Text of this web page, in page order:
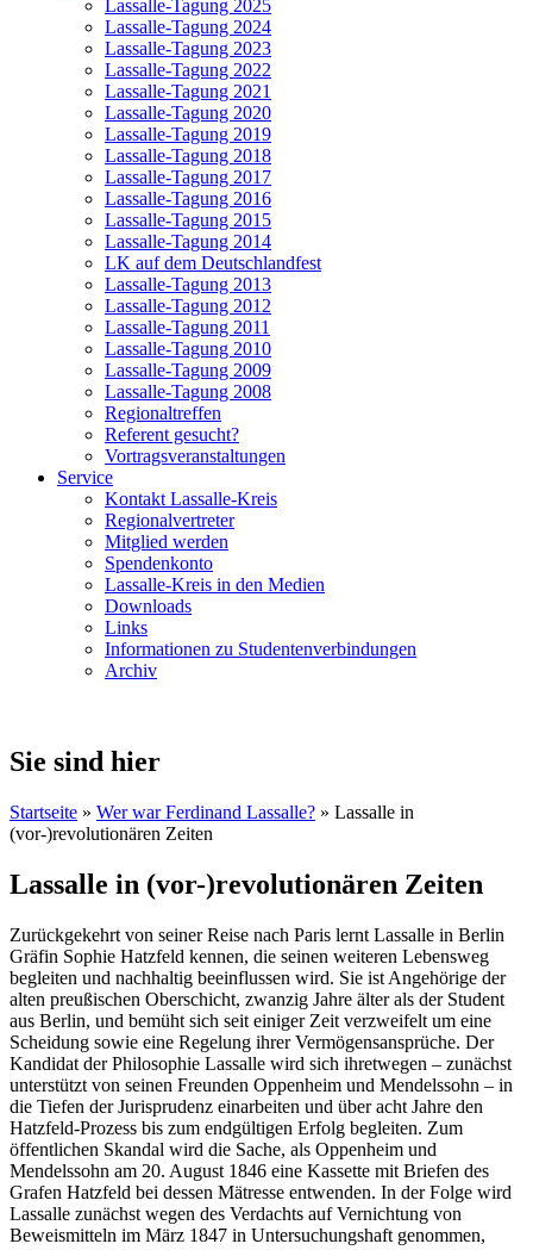
Lassalle-Tagung 2025
Lassalle-Tagung 2024
Lassalle-Tagung 2023
Lassalle-Tagung 2022
Lassalle-Tagung 2021
Lassalle-Tagung 2020
Lassalle-Tagung 2019
Lassalle-Tagung 2018
Lassalle-Tagung 2017
Lassalle-Tagung 2016
Lassalle-Tagung 2015
Lassalle-Tagung 2014
LK auf dem Deutschlandfest
Lassalle-Tagung 2013
Lassalle-Tagung 2012
Lassalle-Tagung 2011
Lassalle-Tagung 2010
Lassalle-Tagung 2009
Lassalle-Tagung 2008
Regionaltreffen
Referent gesucht?
Vortragsveranstaltungen
Service
Kontakt Lassalle-Kreis
Regionalvertreter
Mitglied werden
Spendenkonto
Lassalle-Kreis in den Medien
Downloads
Links
Informationen zu Studentenverbindungen
Archiv
Sie sind hier
Startseite » Wer war Ferdinand Lassalle? » Lassalle in
(vor-)revolutionären Zeiten
Lassalle in (vor-)revolutionären Zeiten
Zurückgekehrt von seiner Reise nach Paris lernt Lassalle in Berlin
Gräfin Sophie Hatzfeld kennen, die seinen weiteren Lebensweg
begleiten und nachhaltig beeinflussen wird. Sie ist Angehörige der
alten preußischen Oberschicht, zwanzig Jahre älter als der Student
aus Berlin, und bemüht sich seit einiger Zeit verzweifelt um eine
Scheidung sowie eine Regelung ihrer Vermögensansprüche. Der
Kandidat der Philosophie Lassalle wird sich ihretwegen – zunächst
unterstützt von seinen Freunden Oppenheim und Mendelssohn – in
die Tiefen der Jurisprudenz einarbeiten und über acht Jahre den
Hatzfeld-Prozess bis zum endgültigen Erfolg begleiten. Zum
öffentlichen Skandal wird die Sache, als Oppenheim und
Mendelssohn am 20. August 1846 eine Kassette mit Briefen des
Grafen Hatzfeld bei dessen Mätresse entwenden. In der Folge wird
Lassalle zunächst wegen des Verdachts auf Vernichtung von
Beweismitteln im März 1847 in Untersuchungshaft genommen,